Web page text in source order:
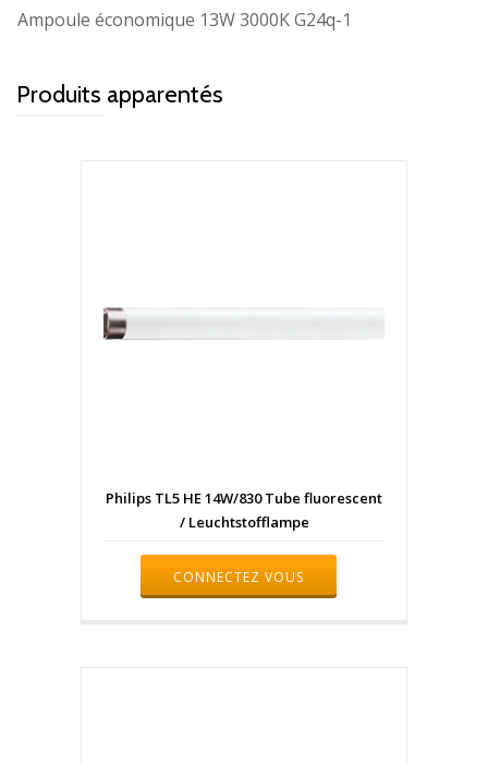
Ampoule économique 13W 3000K G24q-1
Produits apparentés
Philips TL5 HE 14W/830 Tube fluorescent
/ Leuchtstofflampe
CONNECTEZ VOUS